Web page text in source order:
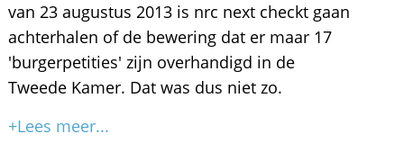
van 23 augustus 2013 is nrc next checkt gaan
achterhalen of de bewering dat er maar 17
'burgerpetities' zijn overhandigd in de
Tweede Kamer. Dat was dus niet zo.
+Lees meer...